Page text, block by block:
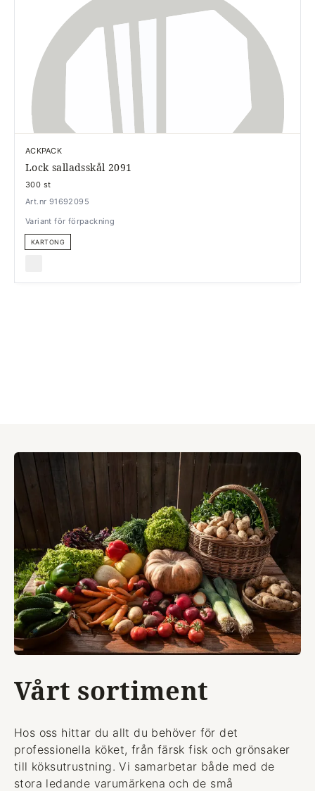
ACKPACK
Lock salladsskål 2091
300 st
Art.nr 91692095
Variant för förpackning
KARTONG
Vårt sortiment
Hos oss hittar du allt du behöver för det
professionella köket, från färsk fisk och grönsaker
till köksutrustning. Vi samarbetar både med de
stora ledande varumärkena och de små